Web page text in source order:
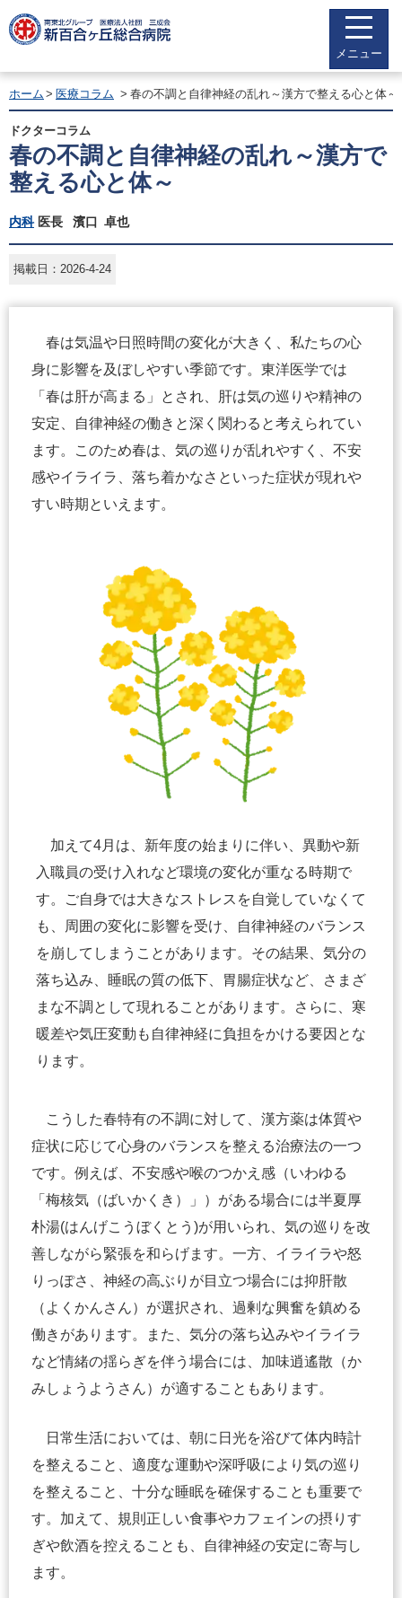
メニュー
ホーム 医療コラム 春の不調と自律神経の乱れ～漢方で整える心と体～
ドクターコラム
春の不調と自律神経の乱れ～漢方で
整える心と体～
内科医長 濱口 卓也
掲載日：2026-4-24
春は気温や日照時間の変化が大きく、私たちの心
身に影響を及ぼしやすい季節です。東洋医学では
「春は肝が高まる」とされ、肝は気の巡りや精神の
安定、自律神経の働きと深く関わると考えられてい
ます。このため春は、気の巡りが乱れやすく、不安
感やイライラ、落ち着かなさといった症状が現れや
すい時期といえます。
加えて4月は、新年度の始まりに伴い、異動や新
入職員の受け入れなど環境の変化が重なる時期で
す。ご自身では大きなストレスを自覚していなくて
も、周囲の変化に影響を受け、自律神経のバランス
を崩してしまうことがあります。その結果、気分の
落ち込み、睡眠の質の低下、胃腸症状など、さまざ
まな不調として現れることがあります。さらに、寒
暖差や気圧変動も自律神経に負担をかける要因とな
ります。
こうした春特有の不調に対して、漢方薬は体質や
症状に応じて心身のバランスを整える治療法の一つ
です。例えば、不安感や喉のつかえ感（いわゆる
「梅核気（ばいかくき）」）がある場合には半夏厚
朴湯(はんげこうぼくとう)が用いられ、気の巡りを改
善しながら緊張を和らげます。一方、イライラや怒
りっぽさ、神経の高ぶりが目立つ場合には抑肝散
（よくかんさん）が選択され、過剰な興奮を鎮める
働きがあります。また、気分の落ち込みやイライラ
など情緒の揺らぎを伴う場合には、加味逍遙散（か
みしょうようさん）が適することもあります。
日常生活においては、朝に日光を浴びて体内時計
を整えること、適度な運動や深呼吸により気の巡り
を整えること、十分な睡眠を確保することも重要で
す。加えて、規則正しい食事やカフェインの摂りす
ぎや飲酒を控えることも、自律神経の安定に寄与し
ます。